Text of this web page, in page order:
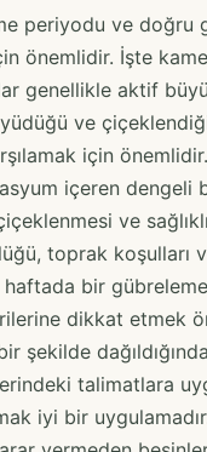
periyodu ve doğru
önemlidir. İşte
genellikle aktif
ve
için
içeren dengeli
ve
toprak koşulları
bir
dikkat etmek
şekilde
talimatlara
iyi bir